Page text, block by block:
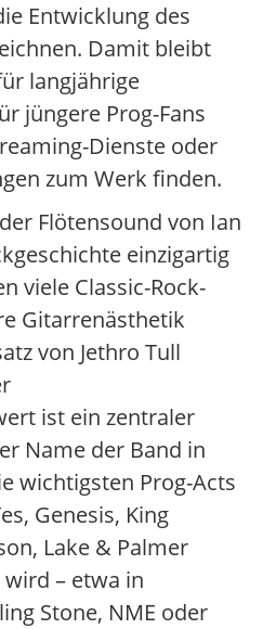
Entwicklung des
Damit bleibt
langjährige
jüngere Prog-Fans
Dienste oder
zum Werk finden.
Flötensound von Ian
einzigartig
viele Classic-Rock-
Gitarrenästhetik
von Jethro Tull
ist ein zentraler
Name der Band in
wichtigsten Prog-Acts
Genesis, King
Lake & Palmer
– etwa in
Stone, NME oder